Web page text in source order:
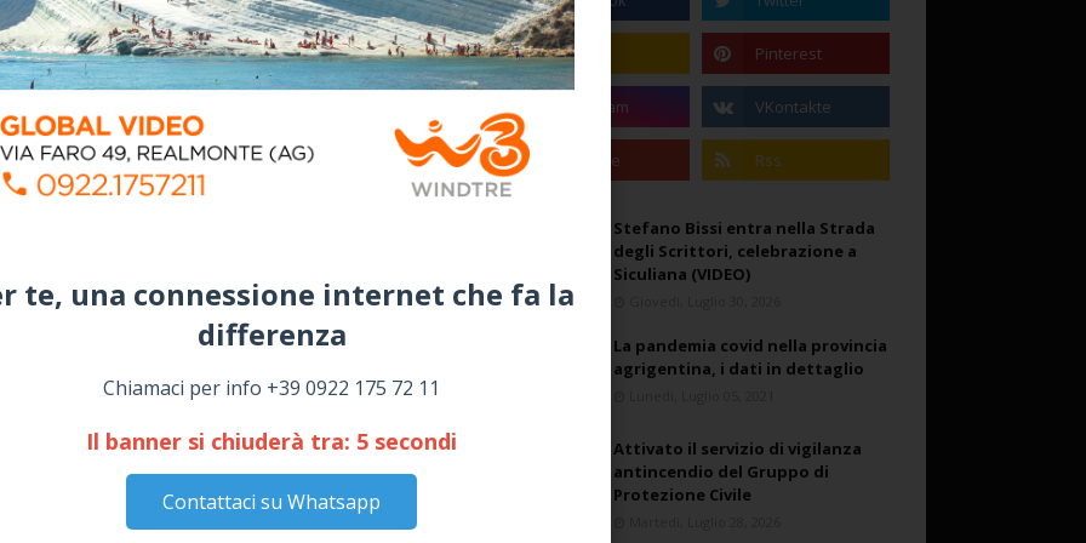
te, una connessione internet che fa la
differenza​
Chiamaci per info +39 0922 175 72 11
Il banner si chiuderà tra: 4 secondi
Contattaci su Whatsapp
Stefano Bissi entra nella Strada
degli Scrittori, celebrazione a
Siculiana (VIDEO)
La pandemia covid nella provincia
agrigentina, i dati in dettaglio
Attivato il servizio di vigilanza
antincendio del Gruppo di
Protezione Civile